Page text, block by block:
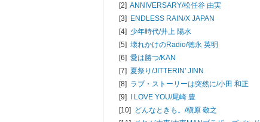
[2] ANNIVERSARY/松任谷 由実
[3] ENDLESS RAIN/X JAPAN
[4] 少年時代/井上 陽水
[5] 壊れかけのRadio/徳永 英明
[6] 愛は勝つ/KAN
[7] 夏祭り/JITTERIN' JINN
[8] ラブ・ストーリーは突然に/小田 和正
[9] I LOVE YOU/尾崎 豊
[10] どんなときも。/槇原 敬之